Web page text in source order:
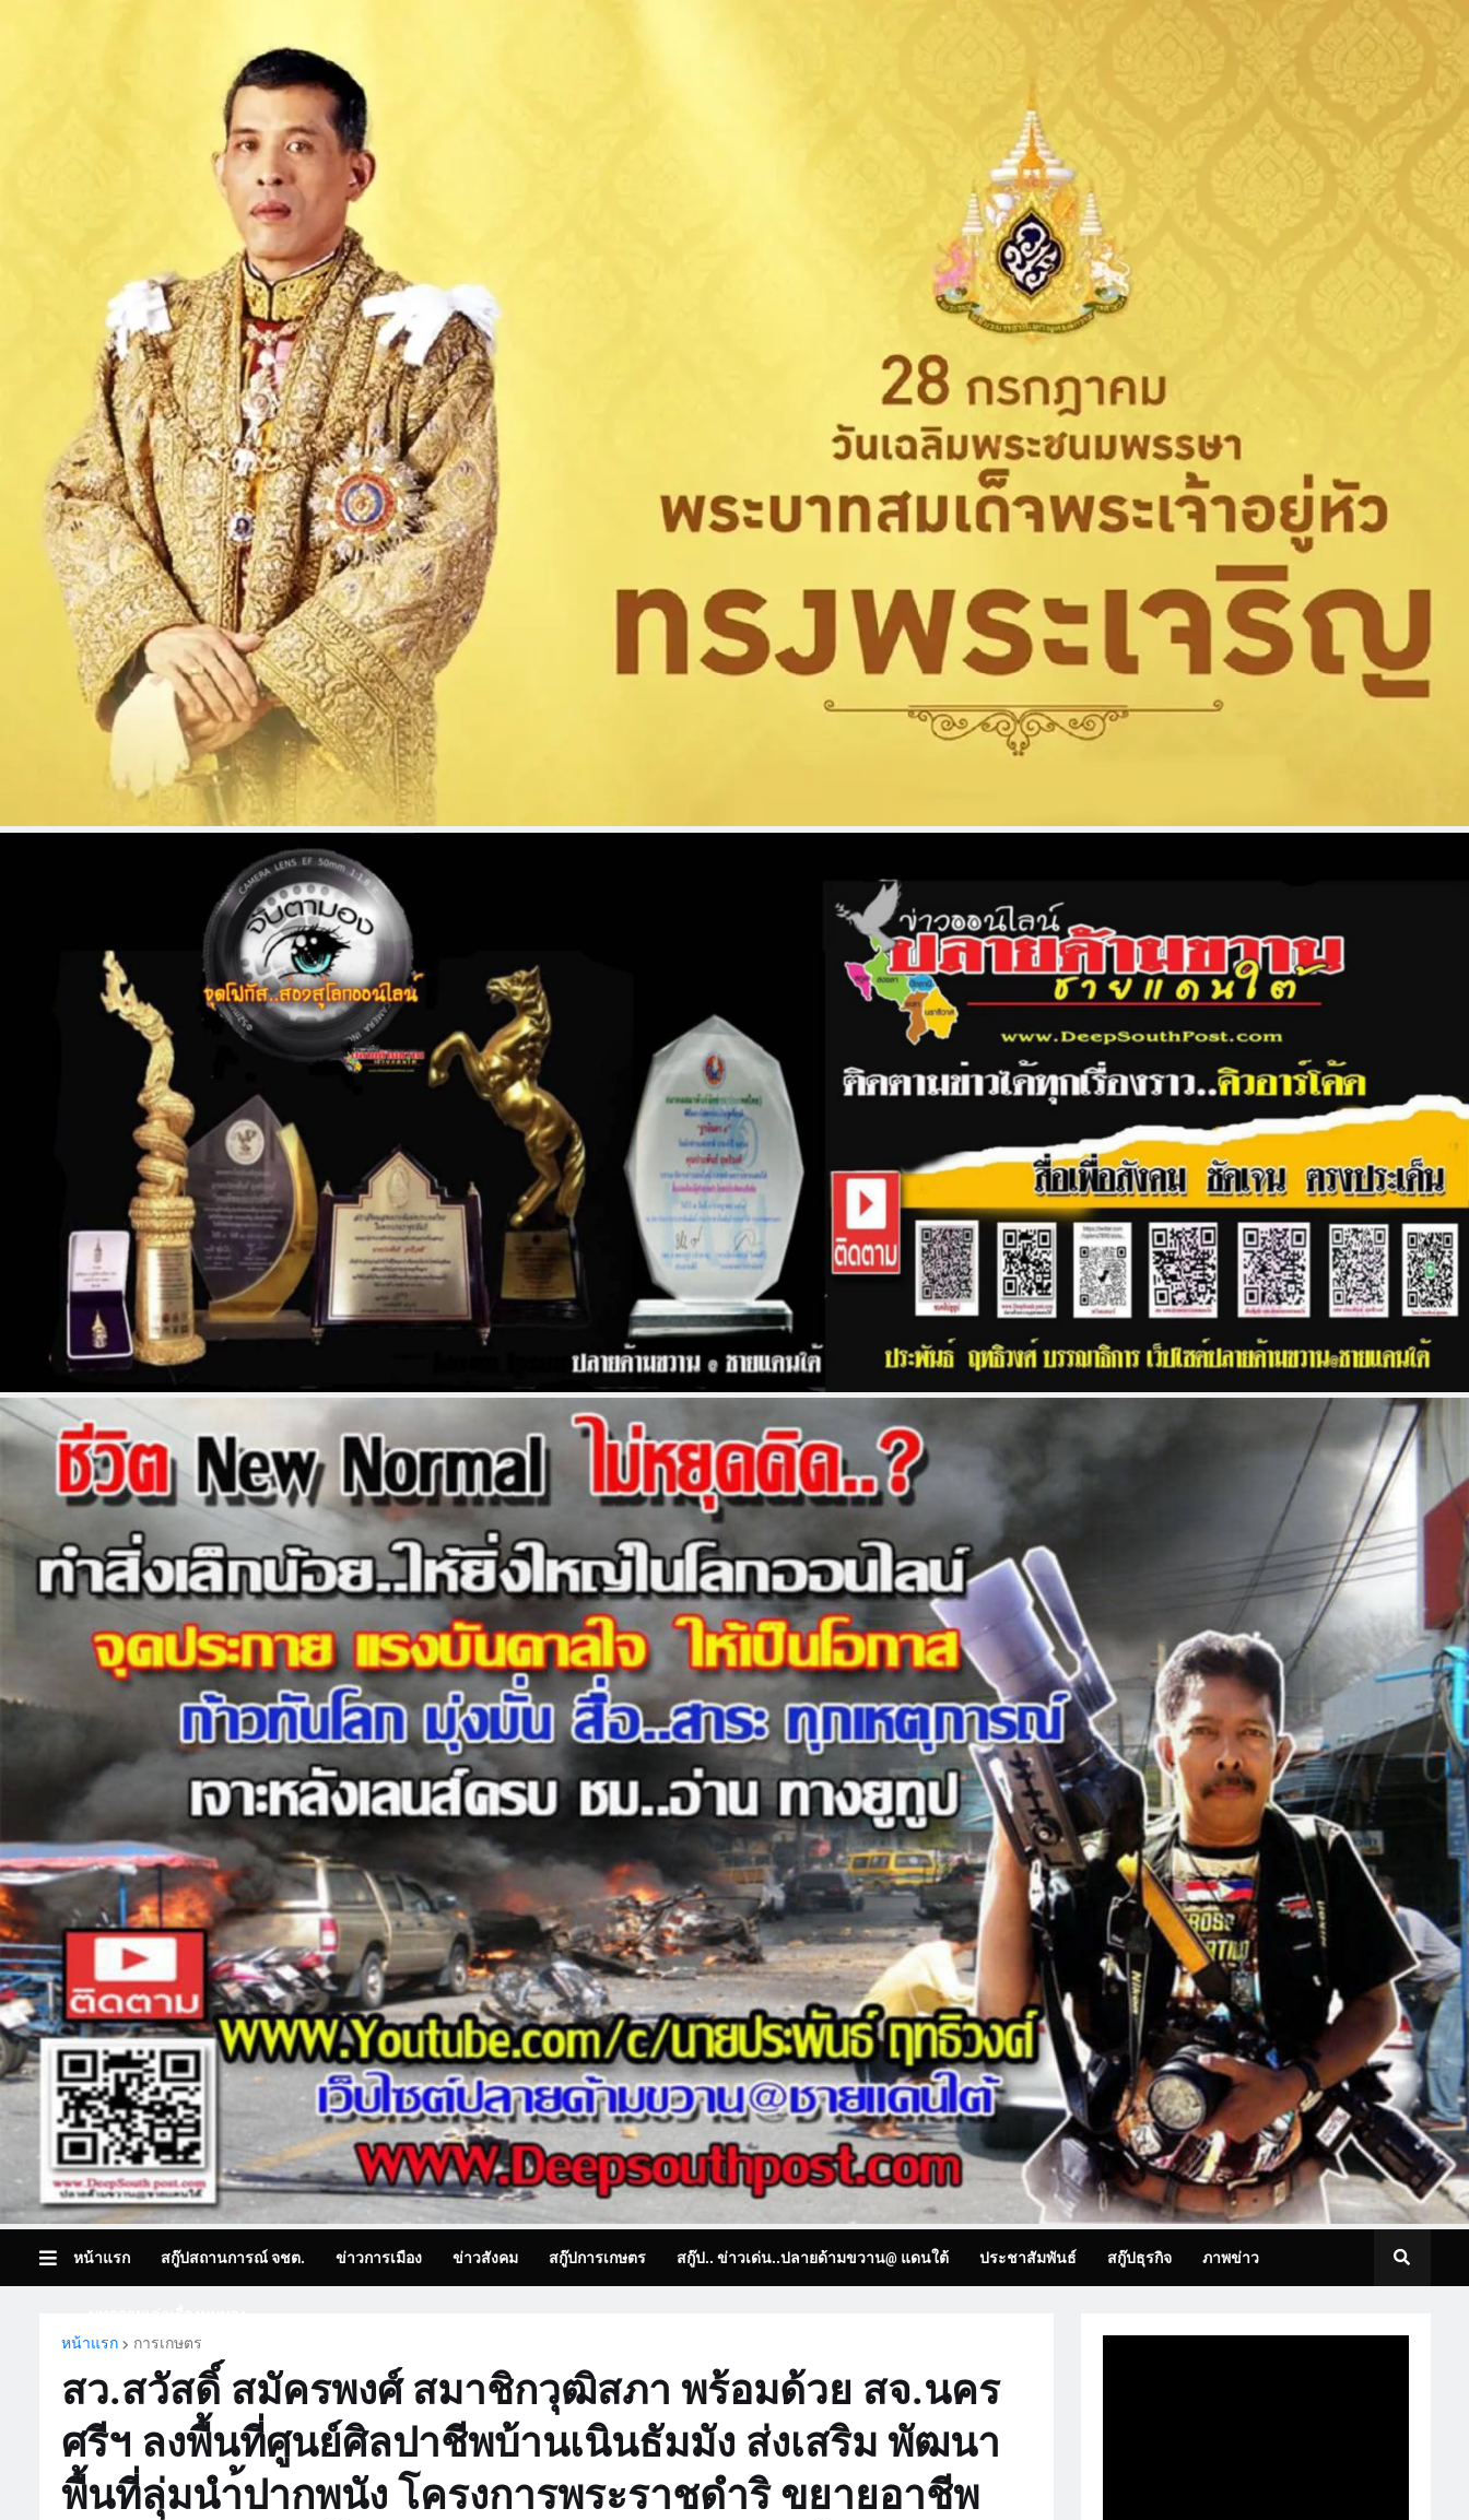
หน้าแรก สกู๊ปสถานการณ์ จชต. ข่าวการเมือง ข่าวสังคม สกู๊ปการเกษตร สกู๊ป.. ข่าวเด่น..ปลายด้ามขวาน@ แดนใต้ ประชาสัมพันธ์ สกู๊ปธุรกิจ ภาพข่าว
หน้าแรก
การเกษตร
สว.สวัสดิ์ สมัครพงศ์ สมาชิกวุฒิสภา พร้อมด้วย สจ.นคร
ศรีฯ ลงพื้นที่ศูนย์ศิลปาชีพบ้านเนินธัมมัง ส่งเสริม พัฒนา
พื้นที่ลุ่มนำ้ปากพนัง โครงการพระราชดำริ ขยายอาชีพ